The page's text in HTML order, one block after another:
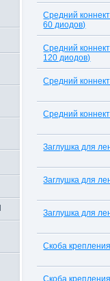
Средний
60 диодов)
Средний
120 диодов)
Средний
Средний
Заглушка для
Заглушка для
Заглушка для
Скоба
Скоба